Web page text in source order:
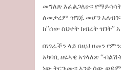
መግለጽ እፈልጋለሁ፡፡
ለመታረም ዝግጁ መሆን
ከ”ሰው ስህተት ከብረት ዝገት”
በነገራችን ላይ በዚህ ዘመን
አካባቢ ዘዬኣዊ አገላለጽ
ነው ትርጉሙ፡፡ አንድ ሰው